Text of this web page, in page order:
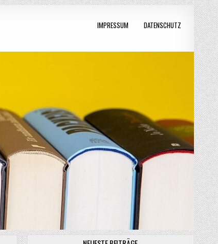
IMPRESSUM DATENSCHUTZ